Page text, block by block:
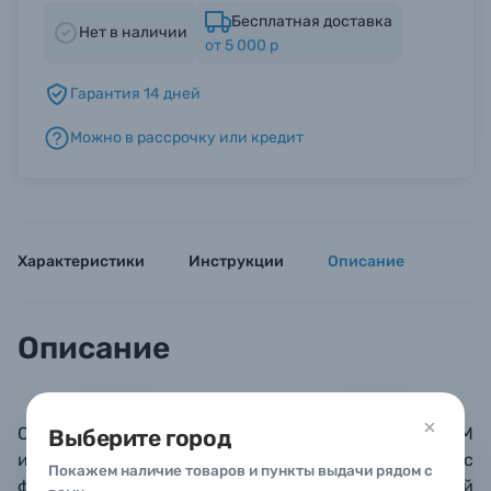
Выберите город
Покажем наличие товаров и пункты выдачи рядом с
Уценённые товары
Нет в наличии
Бесплатная доставка
от 5 000 р
Гарантия 14 дней
Можно в рассрочку или кредит
Характеристики Инструкции Описание
Описание
Остронаправленный микрофон Sony ECM-GZ1M
имеет 2 режима работы: Gun и Zoom. Gun – режим с
фиксированной суперкардиоидной